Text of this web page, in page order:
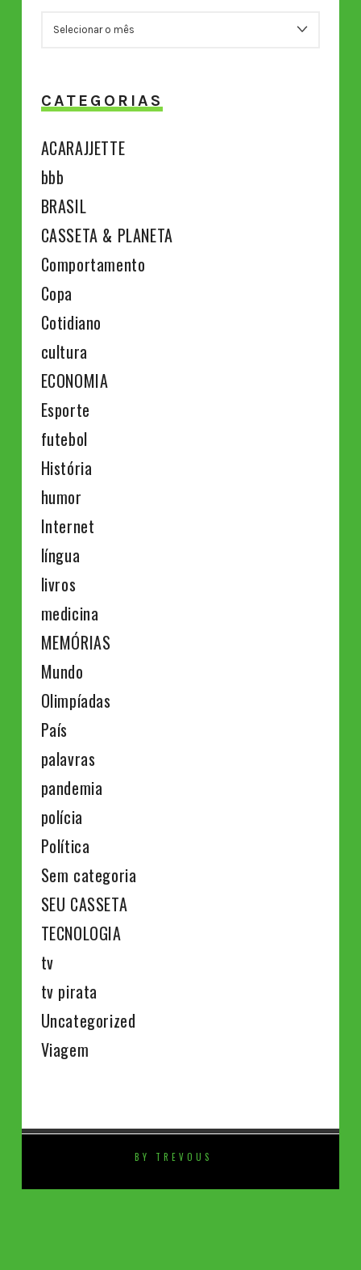
CATEGORIAS
ACARAJJETTE
bbb
BRASIL
CASSETA & PLANETA
Comportamento
Copa
Cotidiano
cultura
ECONOMIA
Esporte
futebol
História
humor
Internet
língua
livros
medicina
MEMÓRIAS
Mundo
Olimpíadas
País
palavras
pandemia
polícia
Política
Sem categoria
SEU CASSETA
TECNOLOGIA
tv
tv pirata
Uncategorized
Viagem
BY TREVOUS